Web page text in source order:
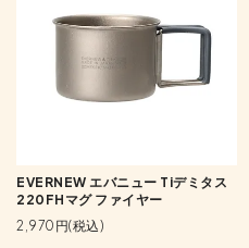
EVERNEW エバニュー Tiデミタス
220FHマグ ファイヤー
2,970円(税込)